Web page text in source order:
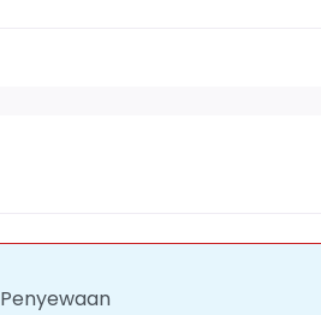
Penyewaan